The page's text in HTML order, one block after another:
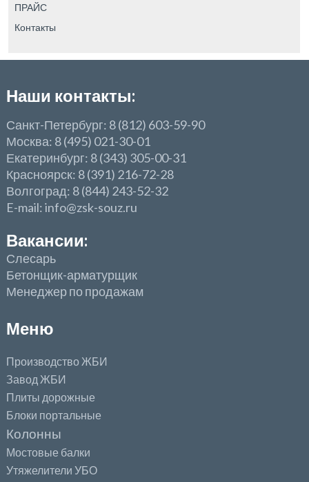
ПРАЙС
Контакты
Наши контакты:
Санкт-Петербург: 8 (812) 603-59-90
Москва: 8 (495) 021-30-01
Екатеринбург: 8 (343) 305-00-31
Красноярск: 8 (391) 216-72-28
Волгоград: 8 (844) 243-52-32
E-mail: info@zsk-souz.ru
Вакансии:
Слесарь
Бетонщик-арматурщик
Менеджер по продажам
Меню
Производство ЖБИ
Завод ЖБИ
Плиты дорожные
Блоки портальные
Колонны
Мостовые балки
Утяжелители УБО